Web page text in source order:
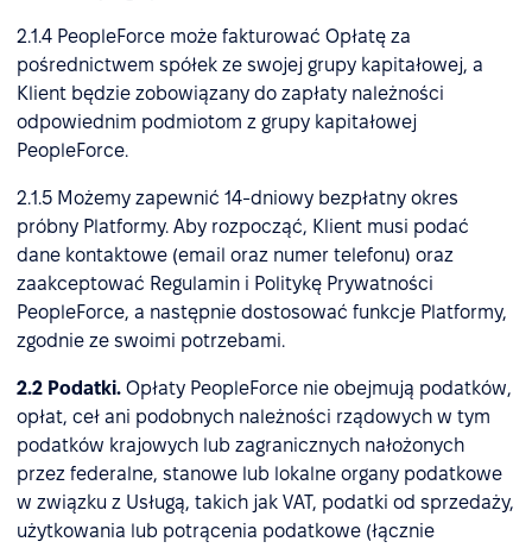
2.1.4 PeopleForce może fakturować Opłatę za
pośrednictwem spółek ze swojej grupy kapitałowej, a
Klient będzie zobowiązany do zapłaty należności
odpowiednim podmiotom z grupy kapitałowej
PeopleForce.
2.1.5 Możemy zapewnić 14-dniowy bezpłatny okres
próbny Platformy. Aby rozpocząć, Klient musi podać
dane kontaktowe (email oraz numer telefonu) oraz
zaakceptować Regulamin i Politykę Prywatności
PeopleForce, a następnie dostosować funkcje Platformy,
zgodnie ze swoimi potrzebami.
2.2 Podatki. Opłaty PeopleForce nie obejmują podatków,
opłat, ceł ani podobnych należności rządowych w tym
podatków krajowych lub zagranicznych nałożonych
przez federalne, stanowe lub lokalne organy podatkowe
w związku z Usługą, takich jak VAT, podatki od sprzedaży,
użytkowania lub potrącenia podatkowe (łącznie